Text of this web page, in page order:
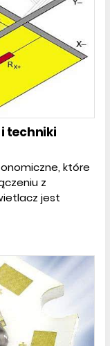
techniki
które
z
jest